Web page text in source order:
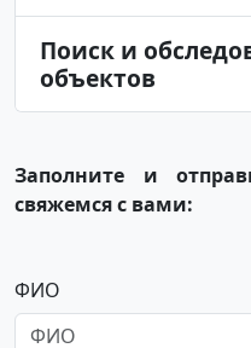
Поиск и
объектов
Заполните и
свяжемся с вами:
ФИО